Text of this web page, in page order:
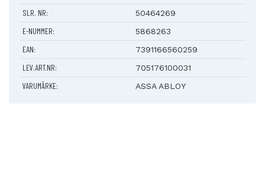
Plösmått: 17 mm
Vinkeldjup: 15 mm
SLR. NR: 50464269
E-NUMMER: 5868263
EAN: 7391166560259
LEV.ART.NR: 705176100031
VARUMÄRKE: ASSA ABLOY